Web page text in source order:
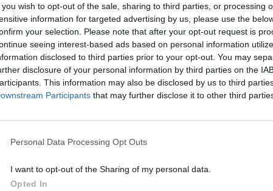
you wish to opt-out of the sale, sharing to third parties, or processing
information for targeted advertising by us, please use the
your selection. Please note that after your opt-out request is
seeing interest-based ads based on personal information
disclosed to third parties prior to your opt-out. You may
disclosure of your personal information by third parties on the
This information may also be disclosed by us to third
Participants that may further disclose it to other third
Personal Data Processing Opt Outs
I want to opt-out of the Sharing of my personal data.
Opted In
que el parto se producirá en horas.
dilatación del cuello uterino.
.
corporal